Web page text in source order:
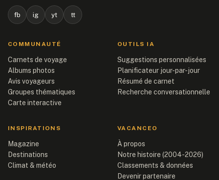
fb ig yt tt
COMMUNAUTÉ
Carnets de voyage
Albums photos
Avis voyageurs
Groupes thématiques
Carte interactive
OUTILS IA
Suggestions personnalisées
Planificateur jour-par-jour
Résumé de carnet
Recherche conversationnelle
INSPIRATIONS
Magazine
Destinations
Climat & météo
VACANCEO
À propos
Notre histoire (2004-2026)
Classements & données
Devenir partenaire